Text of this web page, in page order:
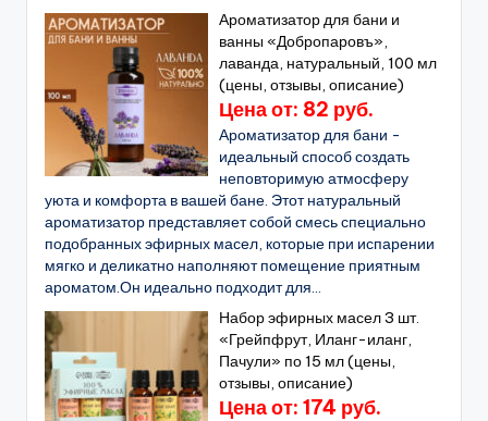
Ароматизатор для бани и
ванны «Добропаровъ»,
лаванда, натуральный, 100 мл
(цены, отзывы, описание)
Цена от: 82 руб.
Ароматизатор для бани -
идеальный способ создать
неповторимую атмосферу
уюта и комфорта в вашей бане. Этот натуральный
ароматизатор представляет собой смесь специально
подобранных эфирных масел, которые при испарении
мягко и деликатно наполняют помещение приятным
ароматом.Он идеально подходит для...
Набор эфирных масел 3 шт.
«Грейпфрут, Иланг-иланг,
Пачули» по 15 мл (цены,
отзывы, описание)
Цена от: 174 руб.